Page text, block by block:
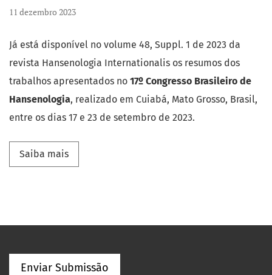
11 dezembro 2023
Já está disponível no volume 48, Suppl. 1 de 2023 da
revista Hansenologia Internationalis os resumos dos
trabalhos apresentados no 17º Congresso Brasileiro de
Hansenologia, realizado em Cuiabá, Mato Grosso, Brasil,
entre os dias 17 e 23 de setembro de 2023.
Saiba maisSaiba mais sobre Hansenologia
Enviar Submissão